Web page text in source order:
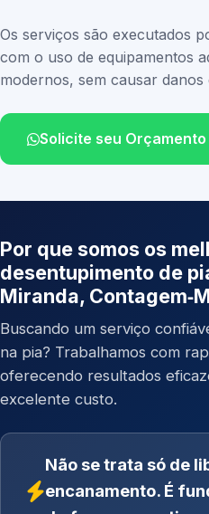
Os serviços são executados
com o uso de equipamentos
modernos, sem causar danos
Solicite seu Orçamento
Por que somos os
desentupimento de
Miranda,
Buscando um serviço
na pia? Trabalhamos com
oferecendo resultados
excelente custo.
Não se trata só de
encanamento. É